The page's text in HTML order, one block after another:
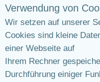
Verwendung von
Wir setzen auf unserer
Cookies sind kleine
einer Webseite auf
Ihrem Rechner
Durchführung einiger